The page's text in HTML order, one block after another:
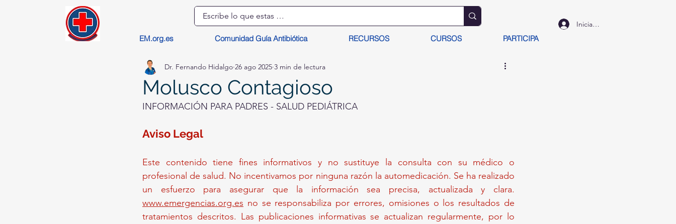
EM.org.es Comunidad Guía Antibiótica RECURSOS CURSOS PARTICIPA
Iniciar sesión
Molusco Contagioso
Dr. Fernando Hidalgo 26 ago 2025 3 min de lectura
INFORMACIÓN PARA PADRES - SALUD PEDIÁTRICA
Aviso Legal
Este contenido tiene fines informativos y no sustituye la consulta con su médico o
profesional de salud. No incentivamos por ninguna razón la automedicación. Se ha realizado
www.emergencias.org.es no se responsabiliza por errores, omisiones o los resultados de
tratamientos descritos. Las publicaciones informativas se actualizan regularmente, por lo